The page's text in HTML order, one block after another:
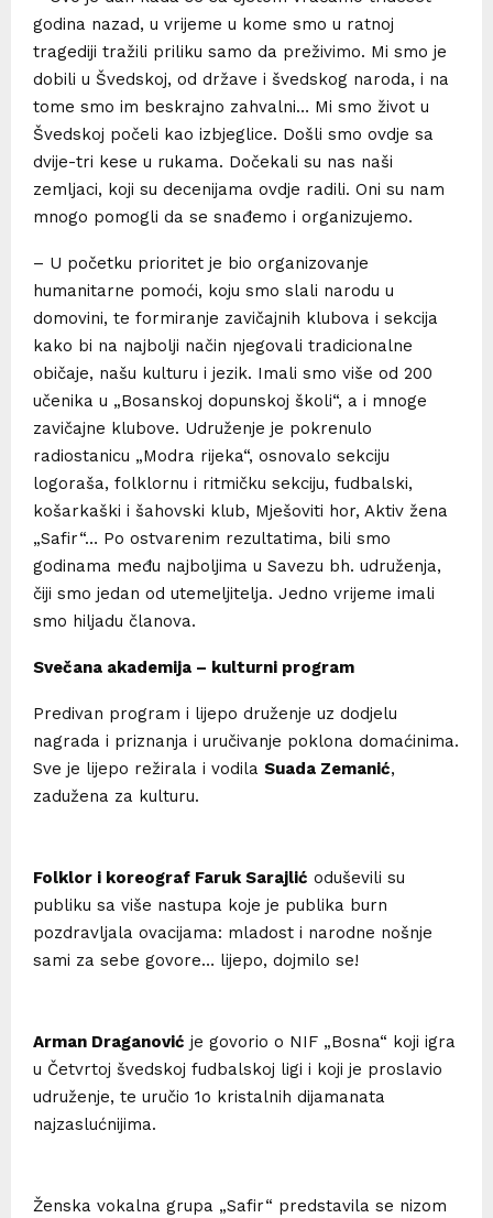
godina nazad, u vrijeme u kome smo u ratnoj
tragediji tražili priliku samo da preživimo. Mi smo je
dobili u Švedskoj, od države i švedskog naroda, i na
tome smo im beskrajno zahvalni… Mi smo život u
Švedskoj počeli kao izbjeglice. Došli smo ovdje sa
dvije-tri kese u rukama. Dočekali su nas naši
zemljaci, koji su decenijama ovdje radili. Oni su nam
mnogo pomogli da se snađemo i organizujemo.
– U početku prioritet je bio organizovanje
humanitarne pomoći, koju smo slali narodu u
domovini, te formiranje zavičajnih klubova i sekcija
kako bi na najbolji način njegovali tradicionalne
običaje, našu kulturu i jezik. Imali smo više od 200
učenika u „Bosanskoj dopunskoj školi“, a i mnoge
zavičajne klubove. Udruženje je pokrenulo
radiostanicu „Modra rijeka“, osnovalo sekciju
logoraša, folklornu i ritmičku sekciju, fudbalski,
košarkaški i šahovski klub, Mješoviti hor, Aktiv žena
„Safir“… Po ostvarenim rezultatima, bili smo
godinama među najboljima u Savezu bh. udruženja,
čiji smo jedan od utemeljitelja. Jedno vrijeme imali
smo hiljadu članova.
Svečana akademija – kulturni program
Predivan program i lijepo druženje uz dodjelu
nagrada i priznanja i uručivanje poklona domaćinima.
Sve je lijepo režirala i vodila Suada Zemanić,
zadužena za kulturu.
Folklor i koreograf Faruk Sarajlić oduševili su
publiku sa više nastupa koje je publika burn
pozdravljala ovacijama: mladost i narodne nošnje
sami za sebe govore… lijepo, dojmilo se!
Arman Draganović je govorio o NIF „Bosna“ koji igra
u Četvrtoj švedskoj fudbalskoj ligi i koji je proslavio
udruženje, te uručio 1o kristalnih dijamanata
najzaslućnijima.
Ženska vokalna grupa „Safir“ predstavila se nizom